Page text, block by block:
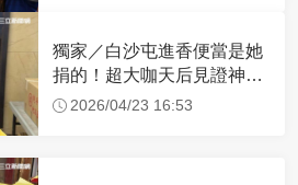
獨家／白沙屯進香便當是她
捐的！超大咖天后見證神
蹟 一靠近媽祖就爆哭
2026/04/23 16:53